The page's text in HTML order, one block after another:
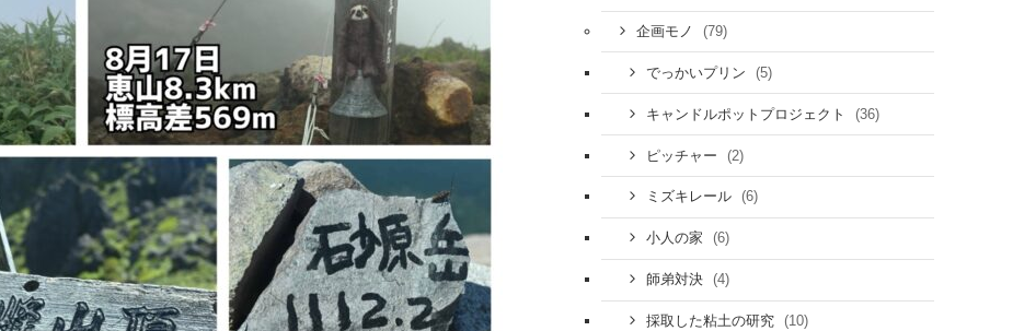
企画モノ (79)
でっかいプリン (5)
キャンドルポットプロジェクト (36)
ピッチャー (2)
ミズキレール (6)
小人の家 (6)
師弟対決 (4)
採取した粘土の研究 (10)